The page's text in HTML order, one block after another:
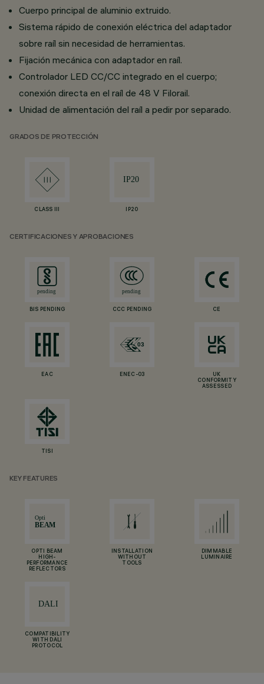
Cuerpo principal de aluminio extruido.
Sistema rápido de conexión eléctrica del adaptador
sobre raíl sin necesidad de herramientas.
Fijación mecánica con adaptador en raíl.
Controlador LED CC/CC integrado en el cuerpo;
conexión directa en el raíl de 48 V Filorail.
Unidad de alimentación del raíl a pedir por separado.
GRADOS DE PROTECCIÓN
CLASS III IP20
CERTIFICACIONES Y APROBACIONES
BIS PENDING CCC PENDING CE
EAC ENEC-03
UK
CONFORMITY
ASSESSED
TISI
KEY FEATURES
OPTI BEAM
HIGH-
PERFORMANCE
REFLECTORS
INSTALLATION
WITHOUT
TOOLS
DIMMABLE
LUMINAIRE
COMPATIBILITY
WITH DALI
PROTOCOL